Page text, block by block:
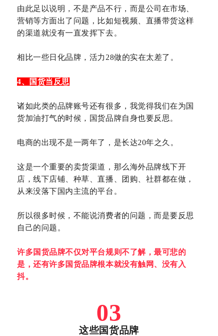
由此足以说明，不是产品不行，而是公司在市场、
营销等方面出了问题，比如短视频、直播带货这样
的渠道就没有一直发挥下去。
相比一些日化品牌，活力28做的实在太差了。
4、国货当反思
诸如此类的品牌账号还有很多，我觉得我们在为国
货加油打气的时候，国货品牌自身也要反思。
电商的出现不是一两年了，是长达20年之久。
这是一个重要的卖货渠道，那么海外品牌线下开
店，线下店铺、种草、直播、团购、社群都在做，
从来没落下国内主流的平台。
所以很多时候，不能说消费者的问题，而是要反思
自己的问题。
许多国货品牌不仅对平台规则不了解，最可悲的
是，还有许多国货品牌根本就没有触网、没有入
抖。
03
这些国货品牌